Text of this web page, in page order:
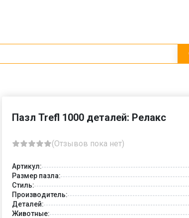
Пазл Trefl 1000 деталей: Релакс
(Отзывов пока нет)
Артикул:
Размер пазла:
Стиль:
Производитель:
Деталей:
Животные: